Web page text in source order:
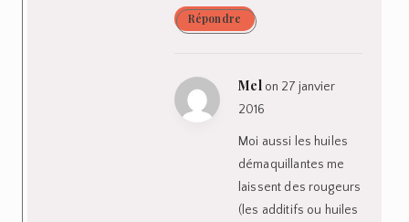
Répondre
Mel on 27 janvier
2016
Moi aussi les huiles
démaquillantes me
laissent des rougeurs
(les additifs ou huiles